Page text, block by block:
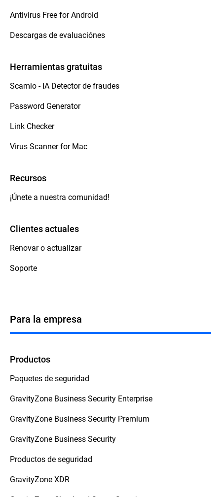
Antivirus Free for Android
Descargas de evaluaciónes
Herramientas gratuitas
Scamio - IA Detector de fraudes
Password Generator
Link Checker
Virus Scanner for Mac
Recursos
¡Únete a nuestra comunidad!
Clientes actuales
Renovar o actualizar
Soporte
Para la empresa
Productos
Paquetes de seguridad
GravityZone Business Security Enterprise
GravityZone Business Security Premium
GravityZone Business Security
Productos de seguridad
GravityZone XDR